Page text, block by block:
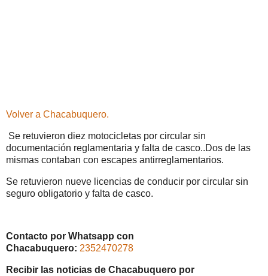
Volver a Chacabuquero.
Se retuvieron diez motocicletas por circular sin
documentación reglamentaria y falta de casco..Dos de las
mismas contaban con escapes antirreglamentarios.
Se retuvieron nueve licencias de conducir por circular sin
seguro obligatorio y falta de casco.
Contacto por Whatsapp con
Chacabuquero: 2352470278
Recibir las noticias de Chacabuquero por